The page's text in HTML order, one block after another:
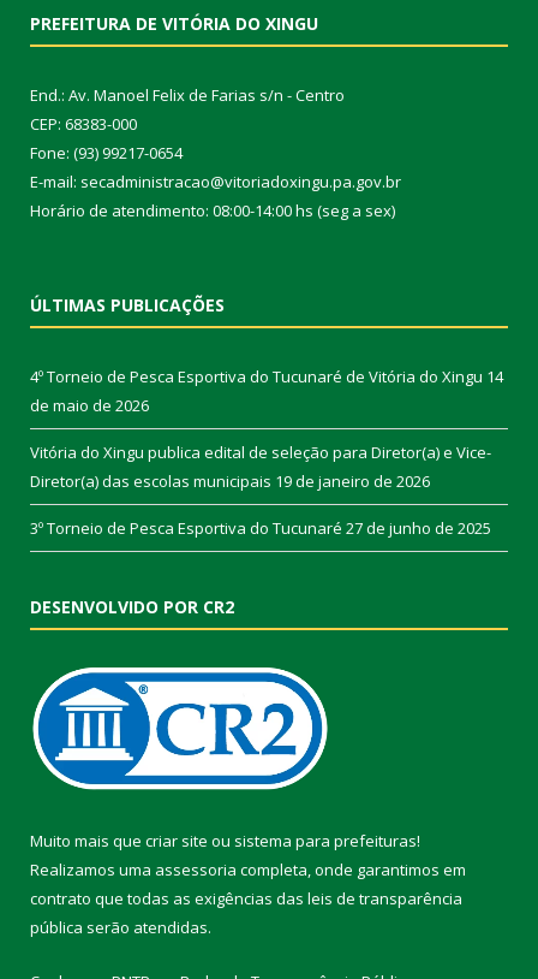
PREFEITURA DE VITÓRIA DO XINGU
End.: Av. Manoel Felix de Farias s/n - Centro
CEP: 68383-000
Fone: (93) 99217-0654
E-mail: secadministracao@vitoriadoxingu.pa.gov.br
Horário de atendimento: 08:00-14:00 hs (seg a sex)
ÚLTIMAS PUBLICAÇÕES
4º Torneio de Pesca Esportiva do Tucunaré de Vitória do Xingu 14
de maio de 2026
Vitória do Xingu publica edital de seleção para Diretor(a) e Vice-
Diretor(a) das escolas municipais 19 de janeiro de 2026
3º Torneio de Pesca Esportiva do Tucunaré 27 de junho de 2025
DESENVOLVIDO POR CR2
Muito mais que criar site ou sistema para prefeituras!
Realizamos uma assessoria completa, onde garantimos em
contrato que todas as exigências das leis de transparência
pública serão atendidas.